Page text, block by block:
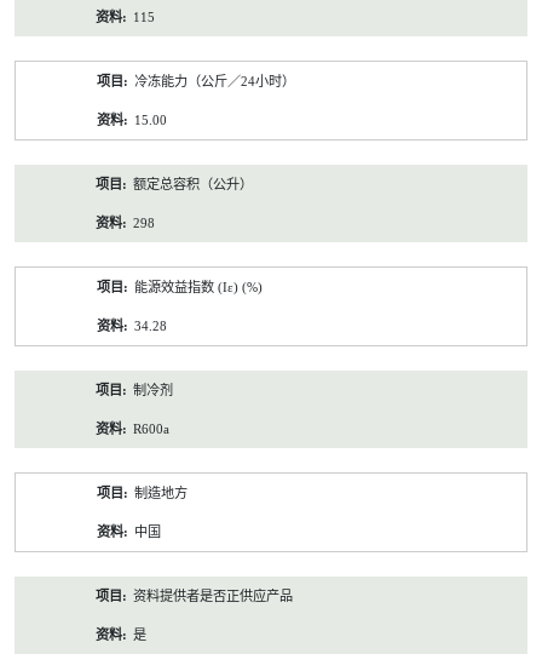
115
冷冻能力（公斤／24小时）
15.00
额定总容积（公升）
298
能源效益指数 (Iε) (%)
34.28
制冷剂
R600a
制造地方
中国
资料提供者是否正供应产品
是